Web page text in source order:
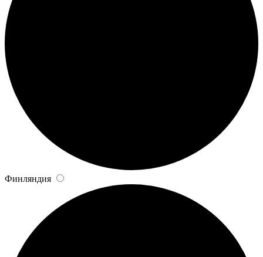
Финляндия